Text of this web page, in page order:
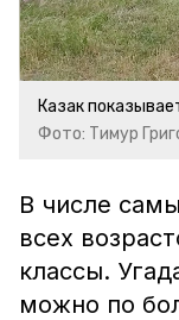
Казак
Фото: Тимур
В числе
всех
классы.
можно по